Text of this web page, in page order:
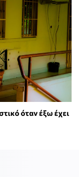
όταν έξω έχει